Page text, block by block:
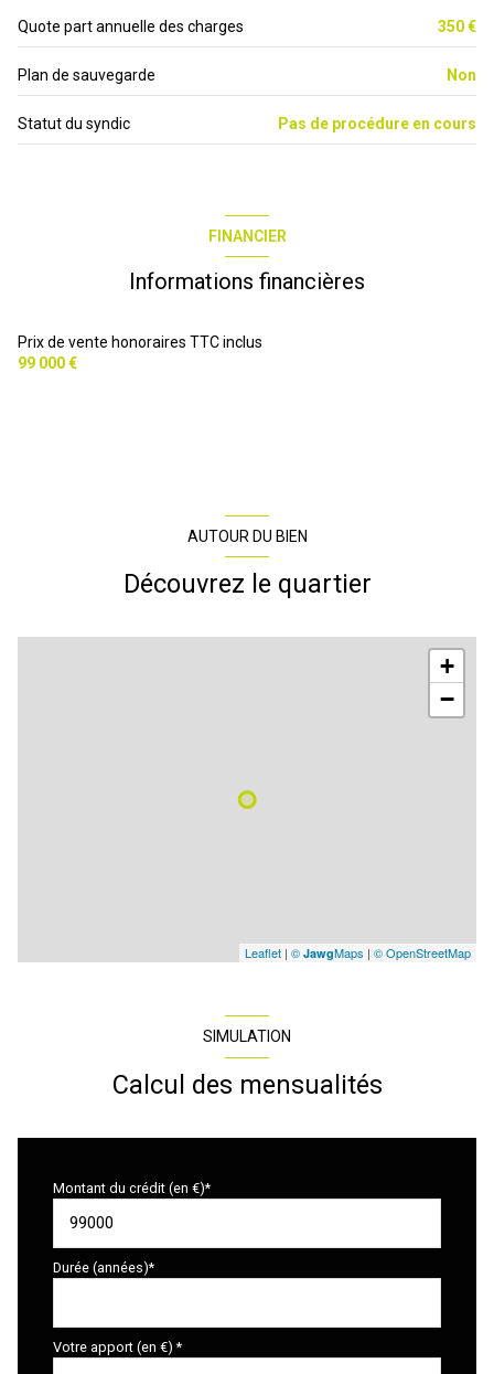
Quote part annuelle des charges 350 €
Plan de sauvegarde Non
Statut du syndic Pas de procédure en cours
FINANCIER
Informations financières
Prix de vente honoraires TTC inclus
99 000 €
AUTOUR DU BIEN
Découvrez le quartier
+
−
Leaflet | © JawgMaps | © OpenStreetMap
SIMULATION
Calcul des mensualités
Montant du crédit (en €)*
Durée (années)*
Votre apport (en €) *